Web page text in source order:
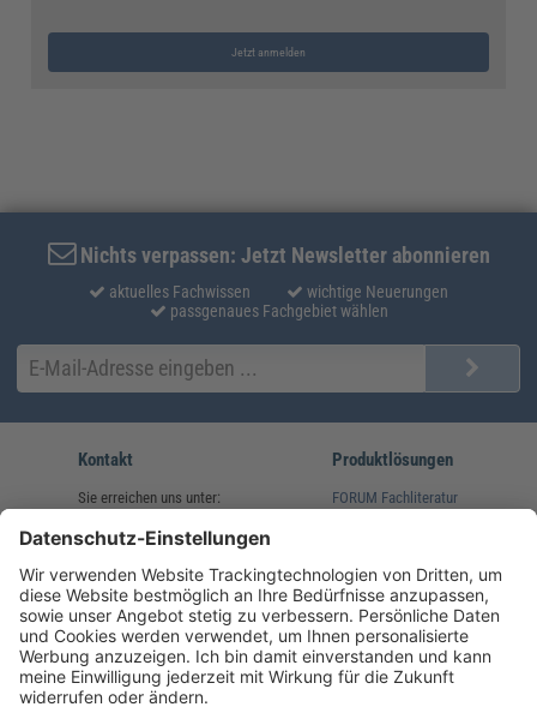
Jetzt anmelden
Nichts verpassen: Jetzt Newsletter abonnieren
aktuelles Fachwissen
wichtige Neuerungen
passgenaues Fachgebiet wählen
Kontakt
Sie erreichen uns unter:
(08233) 38 11 23
service@forum-verlag.com
Mo-Do 07:30 - 17:00 Uhr
Fr 07:30 - 15:00 Uhr
Produktlösungen
FORUM Fachliteratur
Folgen Sie uns